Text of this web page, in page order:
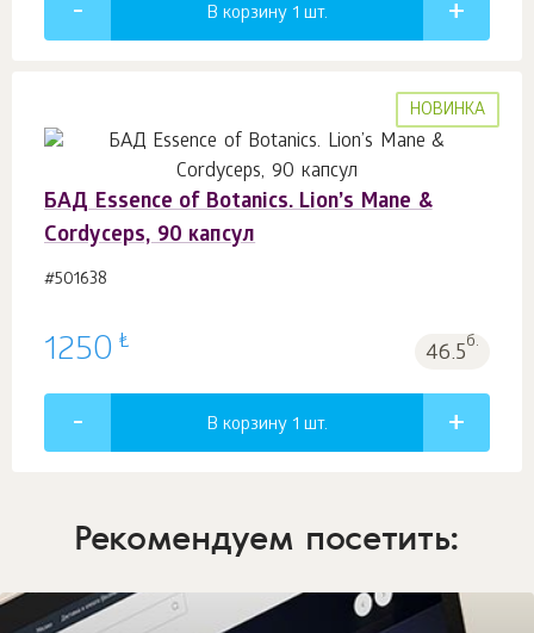
В корзину 1 шт.
НОВИНКА
БАД Essence of Botanics. Lion’s Mane &
Сordyceps, 90 капсул
#501638
1250 ₺ 46.5б.
В корзину 1 шт.
Рекомендуем посетить: